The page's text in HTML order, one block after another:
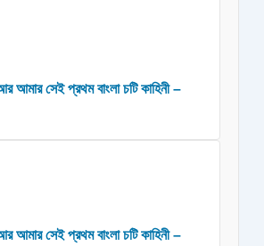
আমার সেই প্রথম বাংলা চটি কাহিনী –
আমার সেই প্রথম বাংলা চটি কাহিনী –